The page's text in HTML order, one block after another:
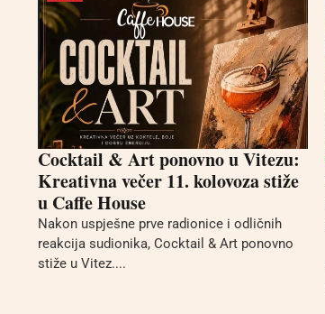
Cocktail & Art ponovno u Vitezu:
Kreativna večer 11. kolovoza stiže
u Caffe House
Nakon uspješne prve radionice i odličnih
reakcija sudionika, Cocktail & Art ponovno
stiže u Vitez....